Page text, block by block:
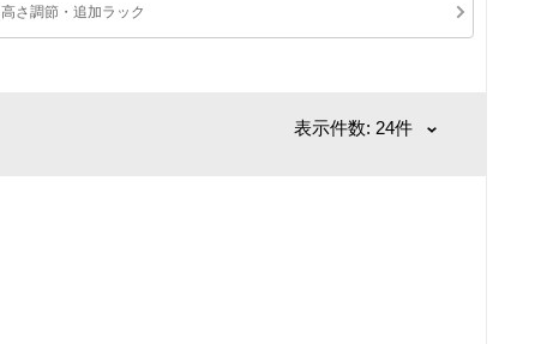
高さ調節・追加ラック
表示件数: 24件